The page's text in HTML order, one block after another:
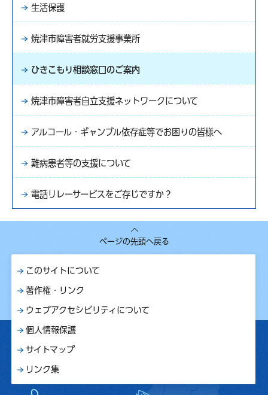
生活保護
焼津市障害者就労支援事業所
ひきこもり相談窓口のご案内
焼津市障害者自立支援ネットワークについて
アルコール・ギャンブル依存症等でお困りの皆様へ
難病患者等の支援について
電話リレーサービスをご存じですか？
ページの先頭へ戻る
このサイトについて
著作権・リンク
ウェブアクセシビリティについて
個人情報保護
サイトマップ
リンク集